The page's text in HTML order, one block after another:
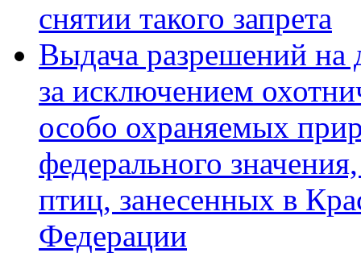
снятии такого запрета
Выдача разрешений на
за исключением
особо охраняемых
федерального
птиц, занесенных в
Федерации